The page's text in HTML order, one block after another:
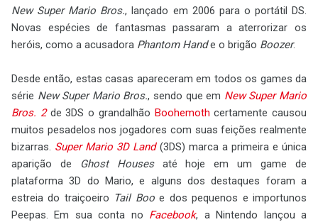
New Super Mario Bros., lançado em 2006 para o portátil DS.
Novas espécies de fantasmas passaram a aterrorizar os
heróis, como a acusadora Phantom Hande o brigão Boozer.
Desde então, estas casas apareceram em todos os games da
série New Super Mario Bros., sendo que em New Super Mario
Bros. 2de 3DS o grandalhão Boohemoth certamente causou
muitos pesadelos nos jogadores com suas feições realmente
bizarras. Super Mario 3D Land(3DS) marca a primeira e única
aparição de
Ghost Housesaté hoje em um game de
plataforma 3D do Mario, e alguns dos destaques foram a
estreia do traiçoeiro Tail Booe dos pequenos e importunos
Peepas. Em sua conta no Facebook, a Nintendo lançou a